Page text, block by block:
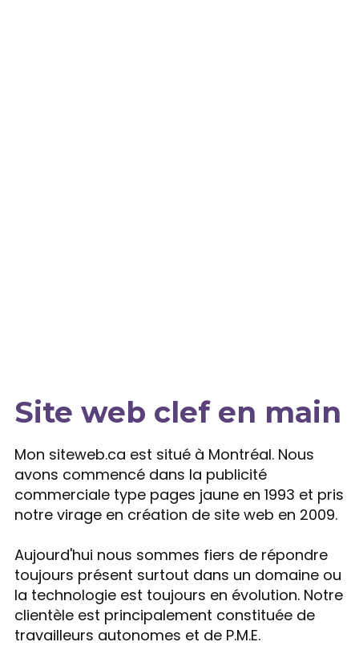
Expertise
Site web clef en main
Mon siteweb.ca est situé à Montréal. Nous
avons commencé dans la publicité
commerciale type pages jaune en 1993 et pris
notre virage en création de site web en 2009.
Aujourd'hui nous sommes fiers de répondre
toujours présent surtout dans un domaine ou
la technologie est toujours en évolution. Notre
clientèle est principalement constituée de
travailleurs autonomes et de P.M.E.